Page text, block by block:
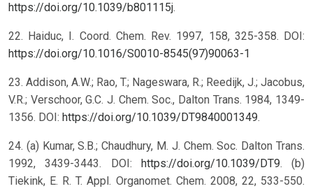
https://doi.org/10.1039/b801115j.
22. Haiduc, I. Coord. Chem. Rev. 1997, 158, 325-358. DOI:
https://doi.org/10.1016/S0010-8545(97)90063-1
23. Addison, A.W.; Rao, T.; Nageswara, R.; Reedijk, J.; Jacobus,
V.R.; Verschoor, G.C. J. Chem. Soc., Dalton Trans. 1984, 1349-
1356. DOI: https://doi.org/10.1039/DT9840001349.
24. (a) Kumar, S.B.; Chaudhury, M. J. Chem. Soc. Dalton Trans.
1992, 3439-3443. DOI: https://doi.org/10.1039/DT9. (b)
Tiekink, E. R. T. Appl. Organomet. Chem. 2008, 22, 533-550.